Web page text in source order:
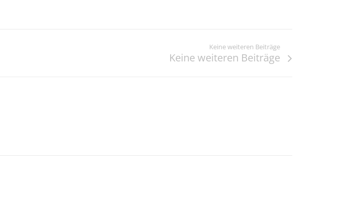
Keine weiteren Beiträge
Keine weiteren Beiträge